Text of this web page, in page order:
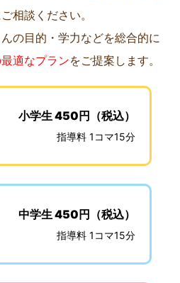
相談ください。
の目的・学力などを総合的に
適なプランをご提案します。
小学生 450円（税込）
指導料 1コマ15分
中学生 450円（税込）
指導料 1コマ15分